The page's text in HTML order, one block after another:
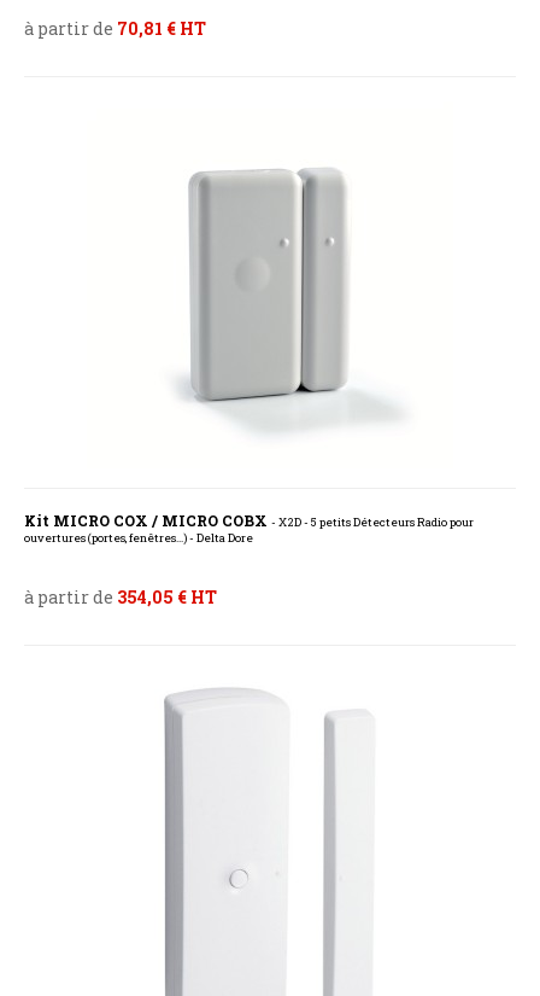
à partir de 70,81 € HT
Kit MICRO COX / MICRO COBX - X2D - 5 petits Détecteurs Radio pour
ouvertures (portes, fenêtres...) - Delta Dore
à partir de 354,05 € HT